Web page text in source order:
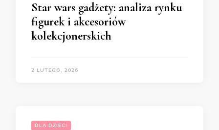
Star wars gadżety: analiza rynku
figurek i akcesoriów
kolekcjonerskich
2 LUTEGO, 2026
DLA DZIECI